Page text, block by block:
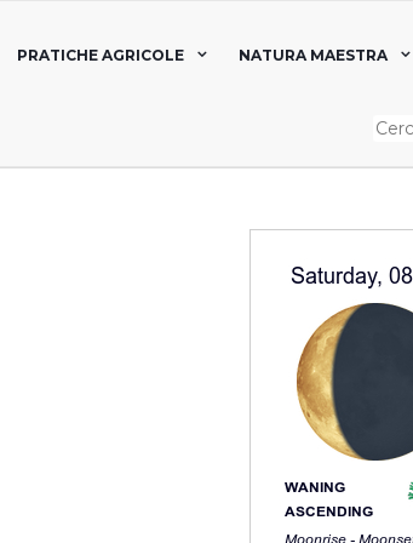
PRATICHE AGRICOLE NATURA MAESTRA